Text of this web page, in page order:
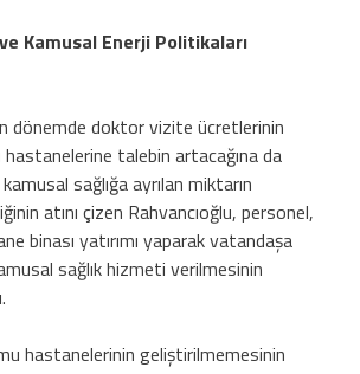
Kamusal Enerji Politikaları
dönemde doktor vizite ücretlerinin
talebin artacağına da
sağlığa ayrılan miktarın
atını çizen Rahvancıoğlu, personel,
binası yatırımı yaparak vatandaşa
sağlık hizmeti verilmesinin
hastanelerinin geliştirilmemesinin